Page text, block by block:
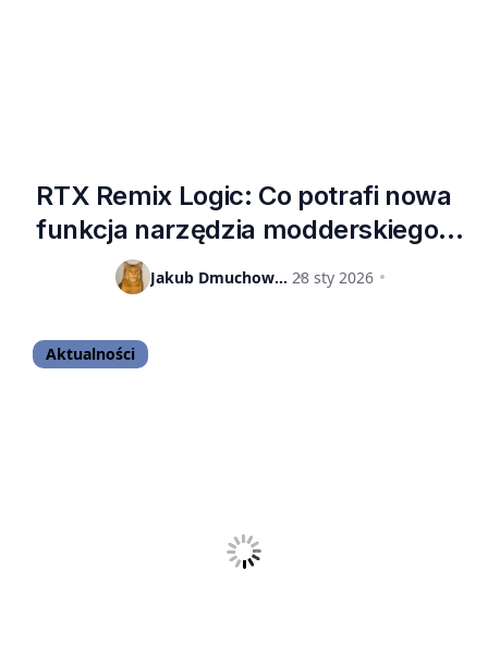
RTX Remix Logic: Co potrafi nowa
funkcja narzędzia modderskiego?
Wodotryski graficzne to nie
Jakub Dmuchowski 28 sty 2026
Aktualności